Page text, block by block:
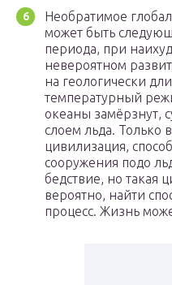
Необратимое
может быть
периода, при
невероятном
на геологически
температурный
океаны замёрзнут,
слоем льда. Только
цивилизация,
сооружения подо
бедствие, но такая
вероятно, найти
процесс. Жизнь